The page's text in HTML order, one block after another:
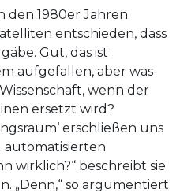
den 1980er Jahren
entschieden, dass
Gut, das ist
aufgefallen, aber was
wenn der
ersetzt wird?
erschließen uns
automatisierten
wirklich?“ beschreibt sie
„Denn,“ so argumentiert